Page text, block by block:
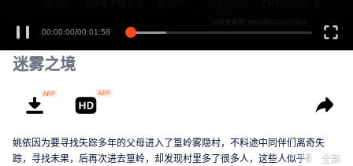
00:00:00/00:01:58
迷雾之境
姚依因为要寻找失踪多年的父母进入了篁岭雾隐村，不料途中同伴们离奇失
踪，寻找未果，后再次进去篁岭，却发现村里多了很多人，这些人似乎都跟一
全部